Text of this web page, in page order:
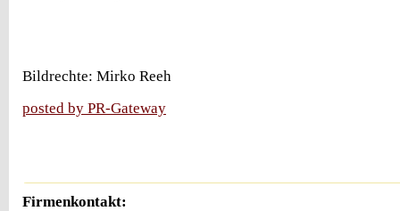
Bildrechte: Mirko Reeh
posted by PR-Gateway
Firmenkontakt: